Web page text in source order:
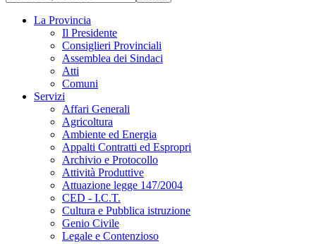
La Provincia
Il Presidente
Consiglieri Provinciali
Assemblea dei Sindaci
Atti
Comuni
Servizi
Affari Generali
Agricoltura
Ambiente ed Energia
Appalti Contratti ed Espropri
Archivio e Protocollo
Attività Produttive
Attuazione legge 147/2004
CED - I.C.T.
Cultura e Pubblica istruzione
Genio Civile
Legale e Contenzioso